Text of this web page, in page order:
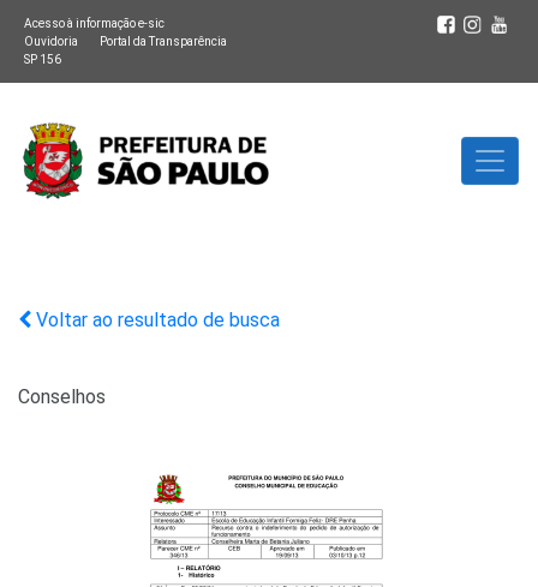
Acesso à informação e-sic
Ouvidoria
Portal da Transparência
SP 156
Voltar ao resultado de busca
Conselhos